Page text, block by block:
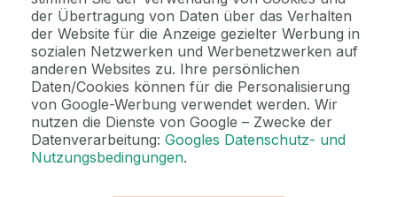
der Übertragung von Daten über das Verhalten
der Website für die Anzeige gezielter Werbung in
sozialen Netzwerken und Werbenetzwerken auf
anderen Websites zu. Ihre persönlichen
Daten/Cookies können für die Personalisierung
von Google-Werbung verwendet werden. Wir
nutzen die Dienste von Google – Zwecke der
Datenverarbeitung: Googles Datenschutz- und
Nutzungsbedingungen.